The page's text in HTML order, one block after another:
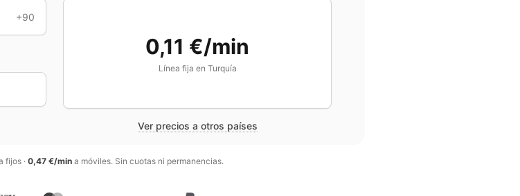
+90
0,11 €/min
Línea fija en Turquía
Ver precios a otros países
fijos· 0,47 €/mina móviles. Sin cuotas ni permanencias.